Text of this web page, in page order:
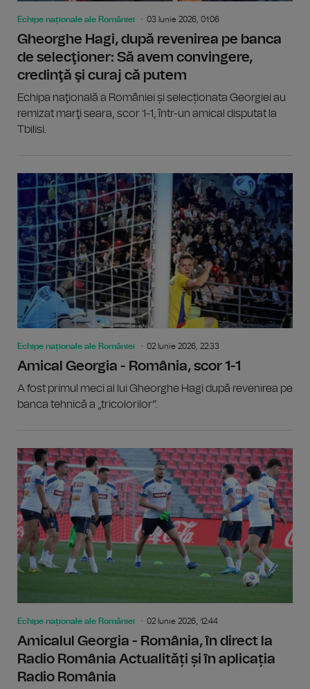
Echipe naționale ale României 03 Iunie 2026, 01:06
Gheorghe Hagi, după revenirea pe banca
de selecţioner: Să avem convingere,
credinţă şi curaj că putem
Echipa naţională a României și selecționata Georgiei au
remizat marţi seara, scor 1-1, într-un amical disputat la
Tbilisi.
Echipe naționale ale României 02 Iunie 2026, 22:33
Amical Georgia - România, scor 1-1
A fost primul meci al lui Gheorghe Hagi după revenirea pe
banca tehnică a „tricolorilor”.
Echipe naționale ale României 02 Iunie 2026, 12:44
Amicalul Georgia - România, în direct la
Radio România Actualități și în aplicația
Radio România